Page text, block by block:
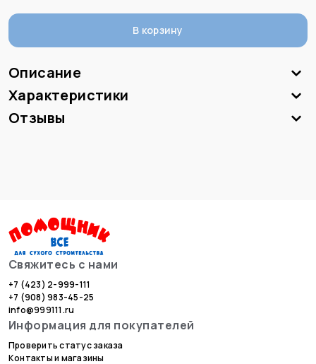
В корзину
Описание
Характеристики
Отзывы
Свяжитесь с нами
+7 (423) 2-999-111
+7 (908) 983-45-25
info@999111.ru
Информация для покупателей
Проверить статус заказа
Контакты и магазины